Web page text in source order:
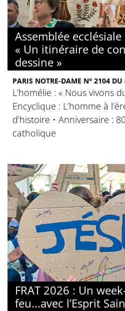
Assemblée
« Un itinéraire de
dessine »
PARIS NOTRE-DAME N° 2104
L’homélie : « Nous vivons
Encyclique : L’homme à
d’histoire • Anniversaire :
catholique
FRAT 2026 : Un
feu...avec l’Esprit